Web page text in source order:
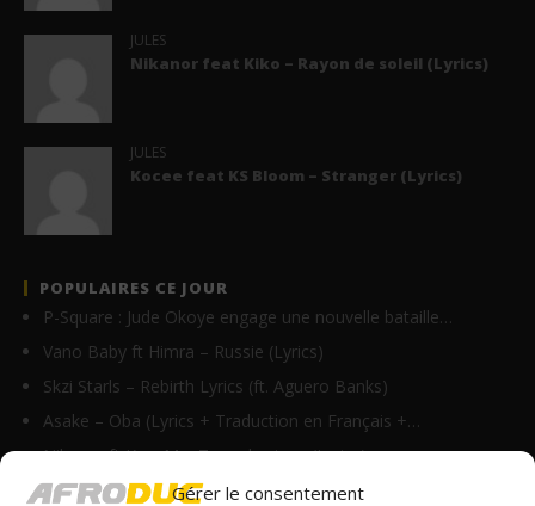
Gérer le consentement
JULES
Nikanor feat Kiko – Rayon de soleil (Lyrics)
JULES
Kocee feat KS Bloom – Stranger (Lyrics)
POPULAIRES CE JOUR
P-Square : Jude Okoye engage une nouvelle bataille…
Vano Baby ft Himra – Russie (Lyrics)
Skzi Starls – Rebirth Lyrics (ft. Aguero Banks)
Asake – Oba (Lyrics + Traduction en Français +…
Nikanor ft Krys M – Tu parles trop (Lyrics)
Fally Ipupa – Kitamata (Lyrics & Traduction)